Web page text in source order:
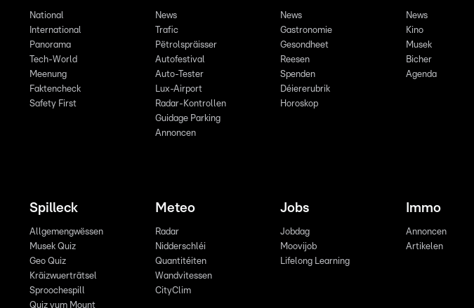
National
International
Panorama
Tech-World
Meenung
Faktencheck
Safety First
News
Trafic
Pëtrolspräisser
Autofestival
Auto-Tester
Lux-Airport
Radar-Kontrollen
Guidage Parking
Annoncen
News
Gastronomie
Gesondheet
Reesen
Spenden
Déiererubrik
Horoskop
News
Kino
Musek
Bicher
Agenda
Spilleck
Allgemengwëssen
Musek Quiz
Geo Quiz
Kräizwuerträtsel
Sproochespill
Quiz vum Mount
Meteo
Radar
Nidderschléi
Quantitéiten
Wandvitessen
CityClim
Jobs
Jobdag
Moovijob
Lifelong Learning
Immo
Annoncen
Artikelen